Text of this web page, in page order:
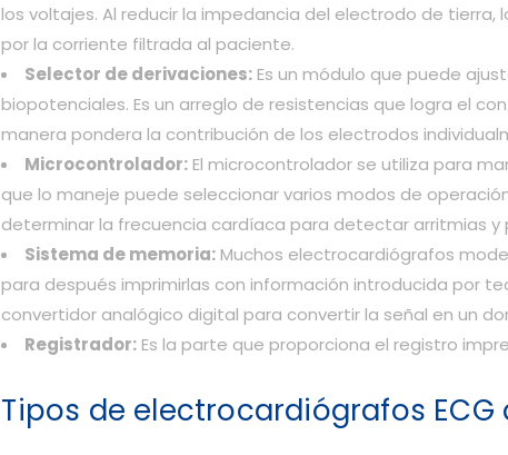
los voltajes. Al reducir la impedancia del electrodo de
por la corriente filtrada al paciente.
Selector de derivaciones:Es un módulo que puede
biopotenciales. Es un arreglo de resistencias que logra el
manera pondera la contribución de los electrodos
Microcontrolador:El microcontrolador se utiliza para
que lo maneje puede seleccionar varios modos de
determinar la frecuencia cardíaca para detectar arritmias
Sistema de memoria:Muchos electrocardiógrafos
para después imprimirlas con información introducida por
convertidor analógico digital para convertir la señal en un
Registrador:Es la parte que proporciona el registro
Tipos de electrocardiógrafos